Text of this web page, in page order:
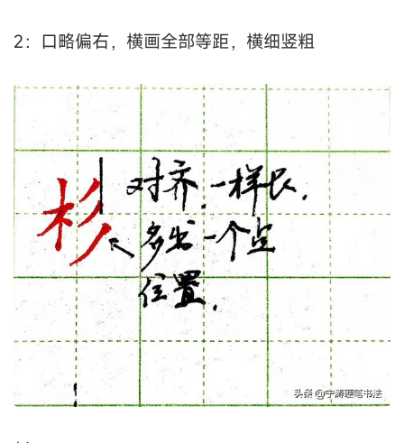
2：口略偏右，横画全部等距，横细竖粗